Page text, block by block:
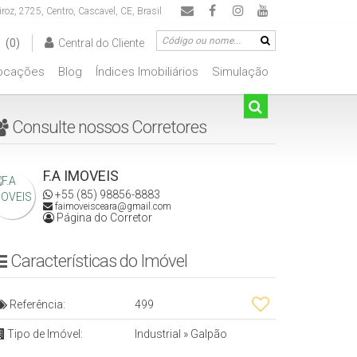
, 2725, Centro, Cascavel , CE, Brasil
Central do Cliente
(0)
Simulação
Índices Imobiliários
Blog
Consulte nossos Corretores
F.A IMOVEIS
+55 (85) 98856-8883
faimoveisceara@gmail.com
Página do Corretor
Características do Imóvel
Referência: 499
Tipo de Imóvel: Industrial » Galpão